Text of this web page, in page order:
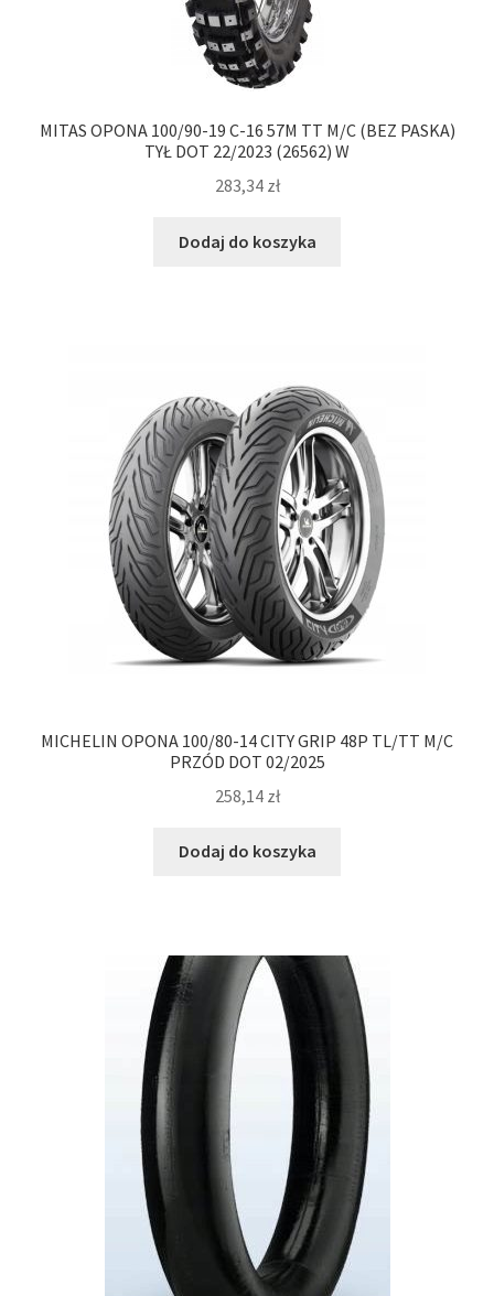
MITAS OPONA 100/90-19 C-16 57M TT M/C (BEZ PASKA)
TYŁ DOT 22/2023 (26562) W
283,34 zł
Dodaj do koszyka
MICHELIN OPONA 100/80-14 CITY GRIP 48P TL/TT M/C
PRZÓD DOT 02/2025
258,14 zł
Dodaj do koszyka